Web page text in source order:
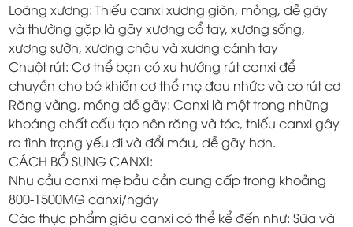
Loãng xương: Thiếu canxi xương giòn, mỏng, dễ gãy
và thường gặp là gãy xương cổ tay, xương sống,
xương sườn, xương chậu và xương cánh tay
Chuột rút: Cơ thể bạn có xu hướng rút canxi để
chuyền cho bé khiến cơ thể mẹ đau nhức và co rút cơ
Răng vàng, móng dễ gãy: Canxi là một trong những
khoáng chất cấu tạo nên răng và tóc, thiếu canxi gây
ra tình trạng yếu đi và đổi máu, dễ gãy hơn.
CÁCH BỔ SUNG CANXI:
Nhu cầu canxi mẹ bầu cần cung cấp trong khoảng
800-1500MG canxi/ngày
Các thực phẩm giàu canxi có thể kể đến như: Sữa và